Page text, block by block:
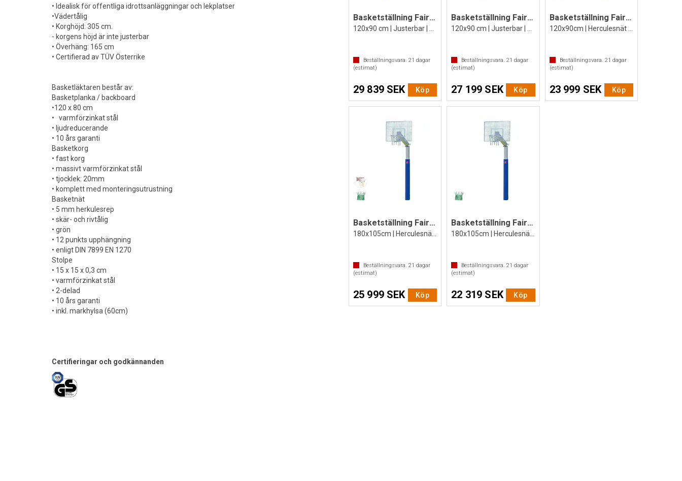
• Idealisk för offentliga idrottsanläggningar och lekplatser
•Vädertålig
• Korghöjd: 305 cm.
- korgens höjd är inte justerbar
• Överhäng: 165 cm
• Certifierad av TÜV Österrike
Basketläktaren består av:
Basketplanka / backboard
•120 x 80 cm
• varmförzinkat stål
• ljudreducerande
• 10 års garanti
Basketkorg
• fast korg
• massivt varmförzinkat stål
• tjocklek: 20mm
• komplett med monteringsutrustning
Basketnät
• 5 mm herkulesrep
• skär- och rivtålig
• grön
• 12 punkts upphängning
• enligt DIN 7899 EN 1270
Stolpe
• 15 x 15 x 0,3 cm
• varmförzinkat stål
• 2-delad
• 10 års garanti
• inkl. markhylsa (60cm)
Certifieringar och godkännanden
Basketställning Fair Play Silent 2.0
Beställningsvara. 21 dagar
(estimat)
29 839 SEK Köp
Basketställning Fair Play Silent 2.0
Beställningsvara.21 dagar
(estimat)
27 199 SEK Köp
Basketställning Fair Play Silent 2.0
Beställningsvara. 21 dagar
(estimat)
23 999 SEK Köp
Basketställning Fair Play Silent 2.0
Beställningsvara. 21 dagar
(estimat)
25 999 SEK Köp
Basketställning Fair Play Silent 2.0
Beställningsvara.21 dagar
(estimat)
22 319 SEK Köp